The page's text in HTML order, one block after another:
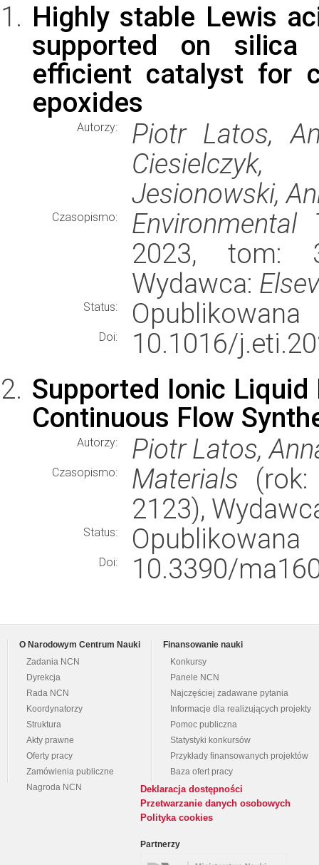
Highly stable Lewis
supported on silica
efficient catalyst for
epoxides
Autorzy:
Piotr Latos,
Jesionowski,
Czasopismo:
Environmental
2023, tom:
Wydawca:
Status: Opublikowana
Doi:
10.1016/
Supported Ionic
Continuous Flow
Autorzy: Piotr Latos,
Czasopismo: Materials
2123),
Status: Opublikowana
Doi: 10.3390/
O Narodowym Centrum Nauki
Zadania NCN
Dyrekcja
Rada NCN
Koordynatorzy
Struktura
Akty prawne
Oferty pracy
Zamówienia publiczne
Nagroda NCN
Finansowanie nauki
Konkursy
Panele NCN
Najczęściej zadawane pytania
Informacje dla realizujących projekty
Pomoc publiczna
Statystyki konkursów
Przykłady finansowanych projektów
Baza ofert pracy
Deklaracja dostępności
Przetwarzanie danych osobowych
Polityka cookies
Partnerzy